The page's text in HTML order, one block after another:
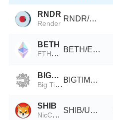
RNDR
Render
RNDR/USDT
BETH
ETH2挖矿
BETH/ETH
BIGTIME
Big Time
BIGTIME/USDT
SHIB
NicCageWaluigiElmo42069Inu
SHIB/USDT